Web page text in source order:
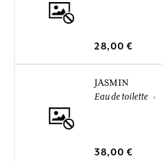
28,00 €
JASMIN
Eau de toilette
38,00 €